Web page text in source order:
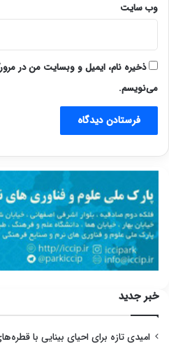
وب‌ سایت
ذخیره نام، ایمیل و وبسایت من در
می‌نویسم.
خبر جدید
امیدی تازه برای احیای بینایی با